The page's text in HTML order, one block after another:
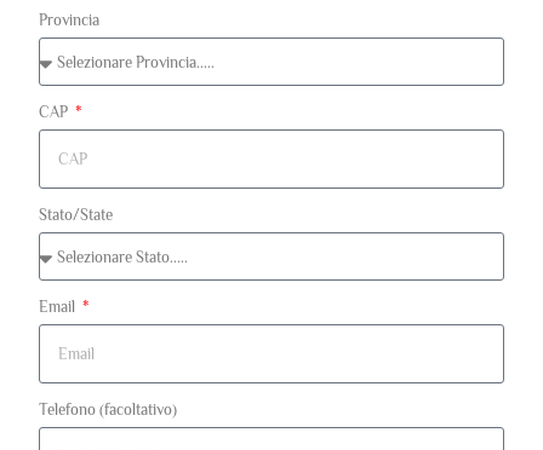
Provincia
CAP
Stato/State
Email
Telefono (facoltativo)